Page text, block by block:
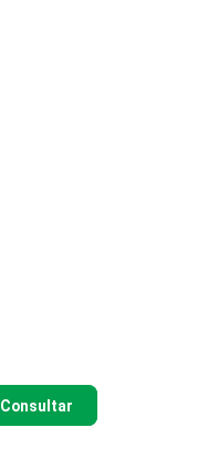
Consultar